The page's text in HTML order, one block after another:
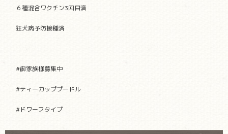
６種混合ワクチン3回目済
狂犬病予防接種済
#御家族様募集中
#ティーカッププードル
#ドワーフタイプ